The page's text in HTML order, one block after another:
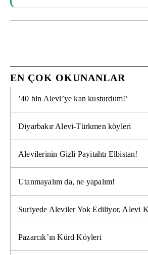
EN ÇOK OKUNANLAR
’40 bin Alevi’ye kan kusturdum!’
Diyarbakır Alevi-Türkmen köyleri
Alevilerinin Gizli Payitahtı Elbistan!
Utanmayalım da, ne yapalım!
Suriyede Aleviler Yok Ediliyor, Alevi
Pazarcık’ın Kürd Köyleri